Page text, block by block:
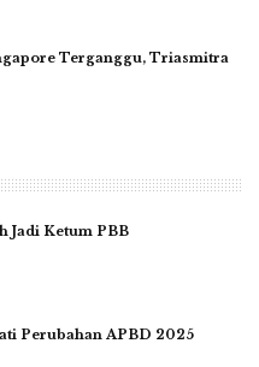
Terganggu, Triasmitra
Jadi Ketum PBB
Perubahan APBD 2025